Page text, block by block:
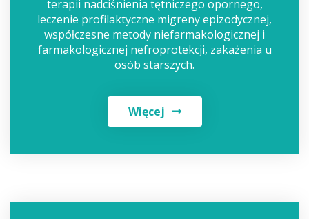
terapii nadciśnienia tętniczego opornego,
leczenie profilaktyczne migreny epizodycznej,
współczesne metody niefarmakologicznej i
farmakologicznej nefroprotekcji, zakażenia u
osób starszych.
Więcej